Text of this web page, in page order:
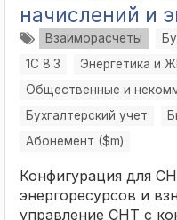
начислений и
Взаиморасчеты
1С 8.3
Энергетика и
Общественные и
Бухгалтерский учет
Абонемент ($m)
Конфигурация для
энергоресурсов и
управление СНТ с